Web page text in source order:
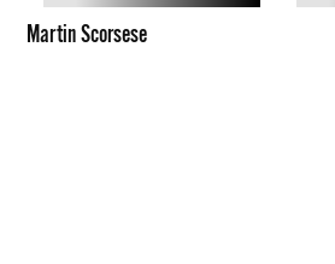
Martin Scorsese